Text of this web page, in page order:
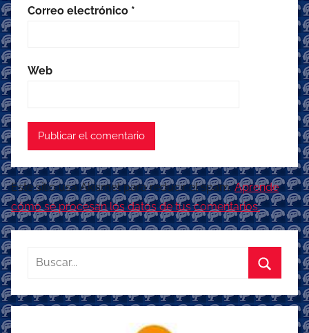
Correo electrónico *
Web
Este sitio usa Akismet para reducir el spam.Aprende
cómo se procesan los datos de tus comentarios.
Buscar:
Buscar